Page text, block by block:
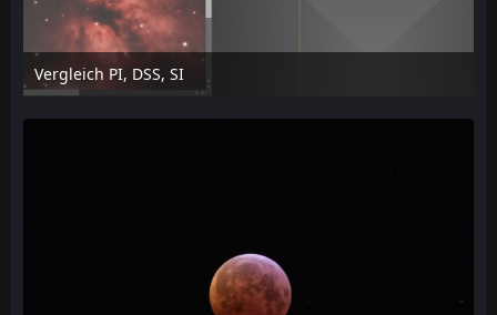
Vergleich PI, DSS, SI
13. April 2019 um 11:49